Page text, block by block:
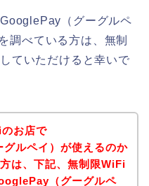
（グーグルペ
調べている方は、無制
ていただけると幸いで
お店で
ルペイ）が使えるのか
は、下記、無制限WiFi
（グーグルペ